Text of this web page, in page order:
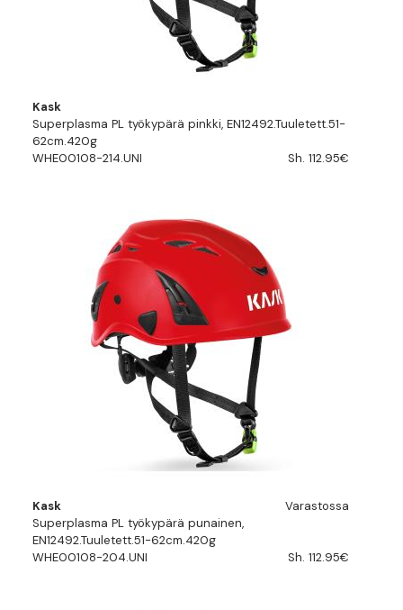
Kask
Superplasma PL työkypärä pinkki, EN12492.Tuuletett.51-
62cm.420g
WHE00108-214.UNI
Sh. 112.95€
Kask
Varastossa
Superplasma PL työkypärä punainen,
EN12492.Tuuletett.51-62cm.420g
WHE00108-204.UNI
Sh. 112.95€